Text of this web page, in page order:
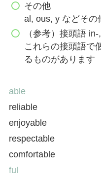
その他
al, ous, y などその
（参考）接頭語
これらの接頭語で
るものがあります
able
reliable
enjoyable
respectable
comfortable
ful